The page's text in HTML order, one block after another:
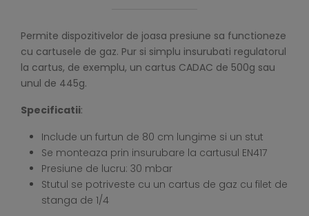
Permite dispozitivelor de joasa presiune sa functioneze
cu cartusele de gaz. Pur si simplu insurubati regulatorul
la cartus, de exemplu, un cartus CADAC de 500g sau
unul de 445g.
Specificatii:
Include un furtun de 80 cm lungime si un stut
Se monteaza prin insurubare la cartusul EN417
Presiune de lucru: 30 mbar
Stutul se potriveste cu un cartus de gaz cu filet de
stanga de 1/4